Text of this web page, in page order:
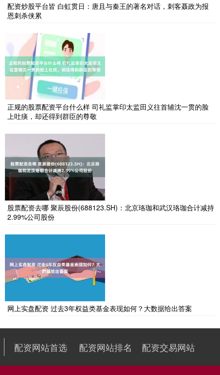
配资炒股平台皆 白虹贯日：唐且与秦王的著名对话，刺客聂政为报
恩刺杀侠累
正规的股票配资平台什么样 司礼监掌印太监田义往首辅沈一贯的脸
上吐痰，却还得到群臣的尊敬
股票配资去哪 聚辰股份(688123.SH)：北京珞珈和武汉珞珈合计减持
2.99%公司股份
网上实盘配资 过去3年权益类基金表现如何？大数据给出答案
配资网站首选 配资网站排名 配资交易网站